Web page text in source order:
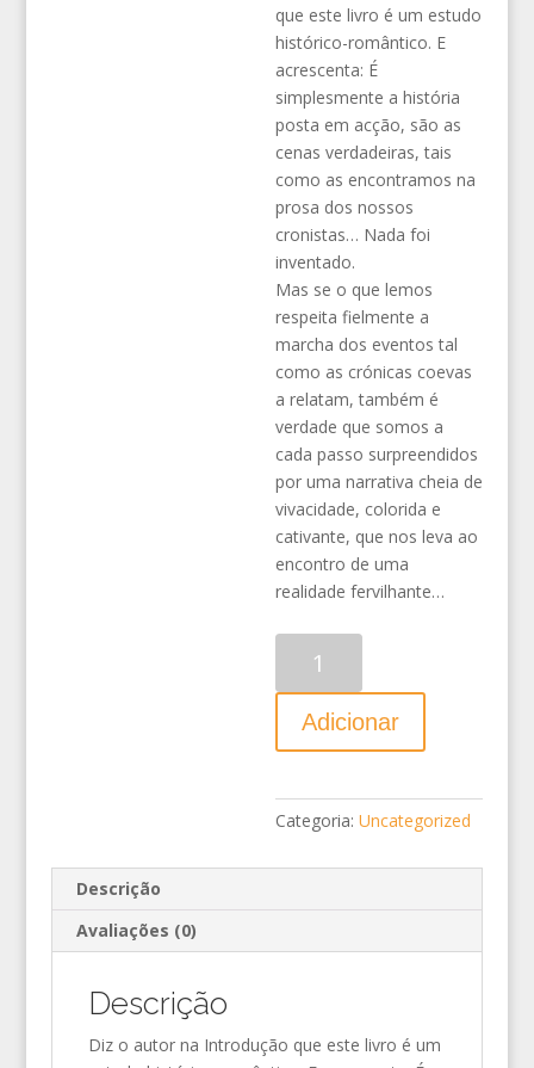
que este livro é um estudo
histórico-romântico. E
acrescenta: É
simplesmente a história
posta em acção, são as
cenas verdadeiras, tais
como as encontramos na
prosa dos nossos
cronistas… Nada foi
inventado.
Mas se o que lemos
respeita fielmente a
marcha dos eventos tal
como as crónicas coevas
a relatam, também é
verdade que somos a
cada passo surpreendidos
por uma narrativa cheia de
vivacidade, colorida e
cativante, que nos leva ao
encontro de uma
realidade fervilhante…
Adicionar
Categoria:Uncategorized
Descrição
Avaliações (0)
Descrição
Diz o autor na Introdução que este livro é um